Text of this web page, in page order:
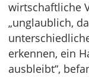
wirtschaftliche
„unglaublich,
erkennen, ein
ausbleibt“,